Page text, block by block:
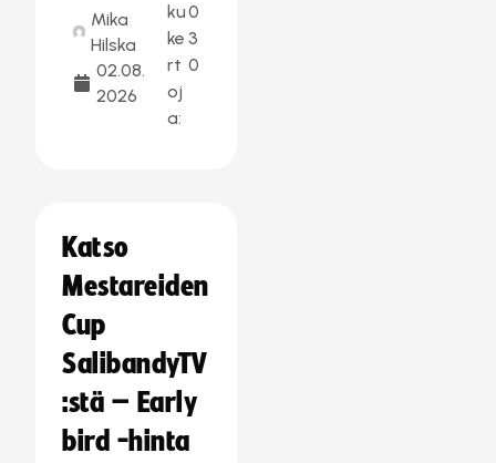
Mika
Hilska
02.08.
2026
ku
ke
rt
oj
a:
0
3
0
Katso
Mestareiden
Cup
SalibandyTV
:stä – Early
bird -hinta